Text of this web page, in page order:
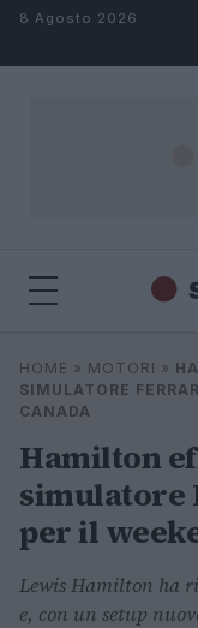
Salta al contenuto
8 Agosto 2026
Cerca
HOME » MOTORI »
SIMULATORE
CANADA
Hamilton
simulatore
per il
Lewis Hamilton ha
e, con un setup